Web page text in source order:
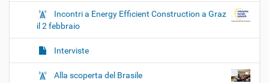
Incontri a Energy Efficient Construction a Graz
il 2 febbraio
Interviste
Alla scoperta del Brasile